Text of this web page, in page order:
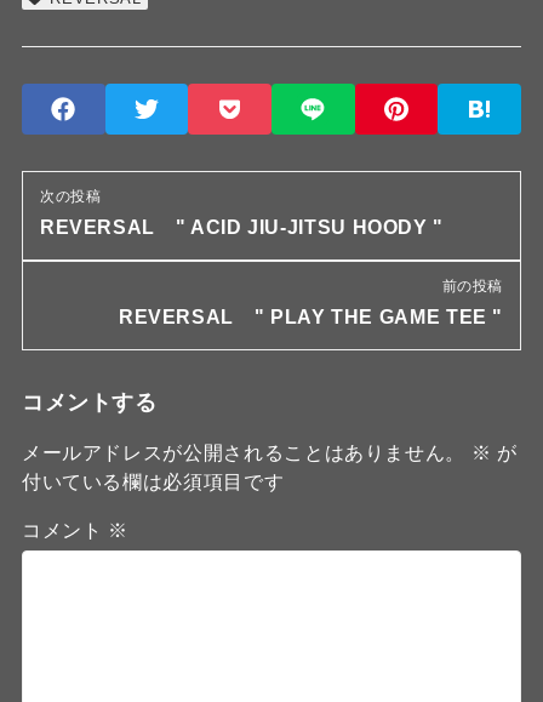
次の投稿
REVERSAL " ACID JIU-JITSU HOODY "
前の投稿
REVERSAL " PLAY THE GAME TEE "
コメントする
メールアドレスが公開されることはありません。 ※ が
付いている欄は必須項目です
コメント ※